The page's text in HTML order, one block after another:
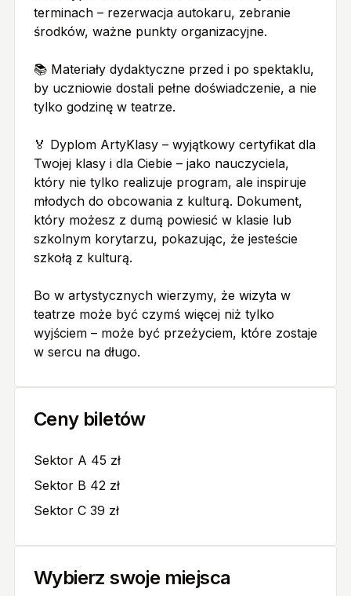
terminach – rezerwacja autokaru, zebranie
środków, ważne punkty organizacyjne.
📚 Materiały dydaktyczne przed i po spektaklu,
by uczniowie dostali pełne doświadczenie, a nie
tylko godzinę w teatrze.
🏅 Dyplom ArtyKlasy – wyjątkowy certyfikat dla
Twojej klasy i dla Ciebie – jako nauczyciela,
który nie tylko realizuje program, ale inspiruje
młodych do obcowania z kulturą. Dokument,
który możesz z dumą powiesić w klasie lub
szkolnym korytarzu, pokazując, że jesteście
szkołą z kulturą.
Bo w artystycznych wierzymy, że wizyta w
teatrze może być czymś więcej niż tylko
wyjściem – może być przeżyciem, które zostaje
w sercu na długo.
Ceny biletów
Sektor A 45 zł
Sektor B 42 zł
Sektor C 39 zł
Wybierz swoje miejsca